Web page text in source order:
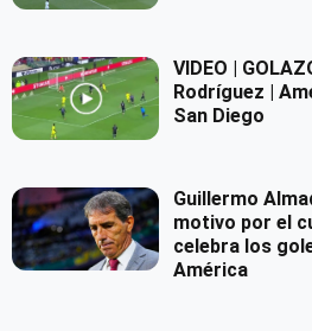
VIDEO |
Rodríguez |
San Diego
Guillermo
motivo por el
celebra los
América